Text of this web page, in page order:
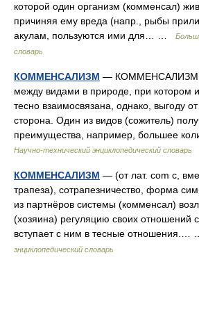
которой один организм (комменсал)
причиняя ему вреда (напр., рыбы
акулам, пользуются ими для… …
словарь
КОММЕНСАЛИЗМ — КОММЕНСАЛИЗМ,
между видами в природе, при котором
тесно взаимосвязана, однако, выгоду
сторона. Один из видов (сожитель)
преимущества, например, большее
Научно-технический энциклопедический словарь
КОММЕНСАЛИЗМ — (от лат. com с,
трапеза), сотрапезничество, форма
из партнёров системы (комменсал)
(хозяина) регуляцию своих отношений
вступает с ним в тесные
энциклопедический словарь